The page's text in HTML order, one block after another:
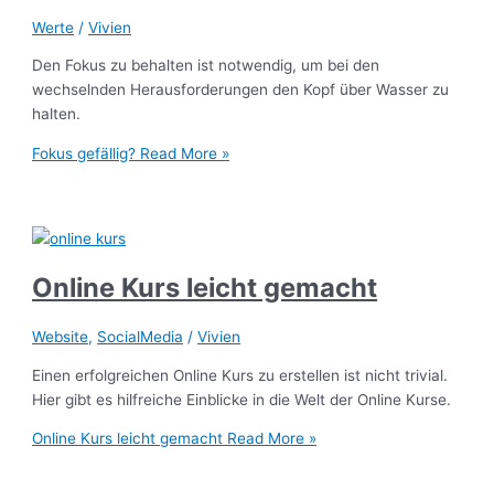
Werte /Vivien
Den Fokus zu behalten ist notwendig, um bei den
wechselnden Herausforderungen den Kopf über Wasser zu
halten.
Fokus gefällig? Read More »
Online Kurs leicht gemacht
Website, SocialMedia /Vivien
Einen erfolgreichen Online Kurs zu erstellen ist nicht trivial.
Hier gibt es hilfreiche Einblicke in die Welt der Online Kurse.
Online Kurs leicht gemacht Read More »